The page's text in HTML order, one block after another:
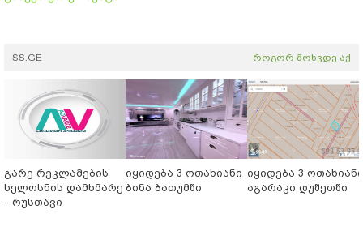
SS.GE როგორ მოხვდე აქ
გარე რეკლამების
ხელოსნის დამხმარე
- რუსთავი
იყიდება 3 ოთახიანი
ბინა ბათუმში
იყიდება 3 ოთახიანი
აგარაკი დუშეთში